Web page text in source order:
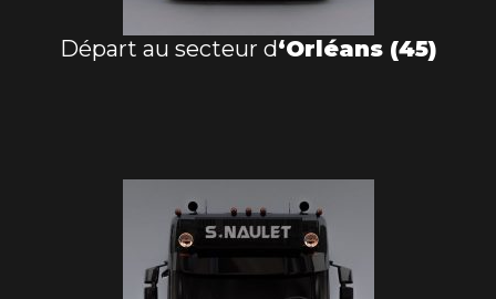
Départ au secteur d‘Orléans (45)